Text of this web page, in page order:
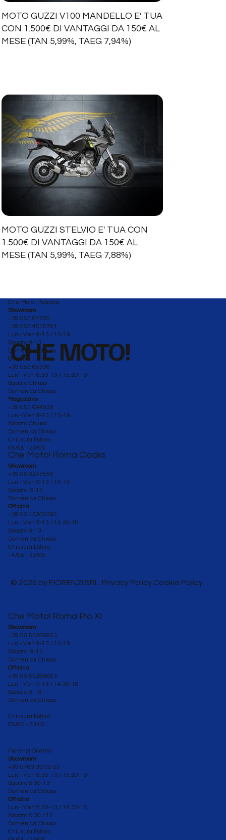
MOTO GUZZI V100 MANDELLO E’ TUA
CON 1.500€ DI VANTAGGI DA 150€ AL
MESE (TAN 5,99%, TAEG 7,94%)
MOTO GUZZI STELVIO E' TUA CON
1.500€ DI VANTAGGI DA 150€ AL
MESE (TAN 5,99%, TAEG 7,88%)
CHE MOTO!
Che Moto! Roma Clodia
Showroom
+39 06 3243556
Lun - Ven 9-13 / 15-19
Sabato 9-13
Domenica Chiuso
Officina
+39 06 45200395
Lun - Ven 9-13 / 14.30-18
Sabato 9-13
Domenica Chiuso
Chiusura Estiva:
14/08 - 30/08
Che Moto! Roma Pio XI
Showroom
+39 06 55266863
Lun - Ven 9-13 / 15-19
Sabato 9-13
Domenica Chiuso
Officina
+39 06 55266863
Lun - Ven 9-13 / 14.30-18
Sabato 9-13
Domenica Chiuso
Chiusura Estiva:
08/08 - 23/08
Che Moto! Pescara
Showroom
+39 085 64700
+39 085 4518784
Lun - Ven 9-13 / 15-19
Sabato 9-13
Domenica Chiuso
Officina
+39 085 68508
Lun - Ven 8.30-13 / 15.30-19
Sabato Chiuso
Domenica Chiuso
Magazzino
+39 085 694939
Lun - Ven 9-13 / 15-19
Sabato Chiuso
Domenica Chiuso
Chiusura Estiva:
08/08 - 23/08
Fiorenzi Orvieto
Showroom
+39 0763 39 00 55
Lun - Ven 8.30-13 / 15.30-19
Sabato 8.30-13
Domenica Chiuso
Officina
Lun - Ven 8.30-13 / 14.30-18
Sabato 8.30 / 12
Domenica Chiuso
Chiusura Estiva:
© 2026 by FIORENZI SRL. Privacy Policy Cookie Policy